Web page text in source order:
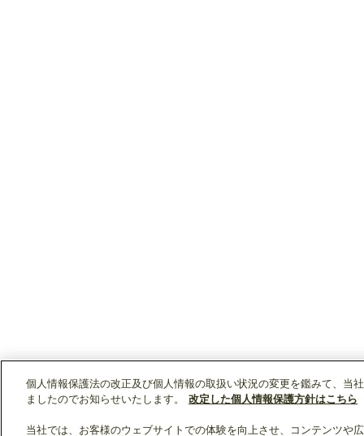
個人情報保護法の改正及び個人情報の取扱い状況の変更を鑑みて、当
ましたのでお知らせいたします。
改定した個人情報保護方針はこちら
当社では、お客様のウェブサイトでの体験を向上させ、コンテンツや